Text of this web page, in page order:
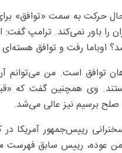
حرکت به سمت «توافق»
را باور نمی‌کند. ترامپ
اوباما رفت و توافق هسته‌ای
توافق است. من می‌توانم
وی همچنین گفت که
صلح برسیم نیز عالی می‌شد.
رییس‌جمهور
ایمن عوده، رییس سابق